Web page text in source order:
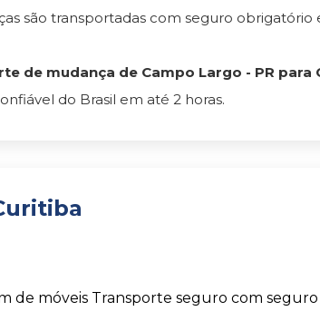
são transportadas com seguro
de mudança de Campo Largo - PR para
do Brasil em até 2 horas.
de móveis Transporte seguro com